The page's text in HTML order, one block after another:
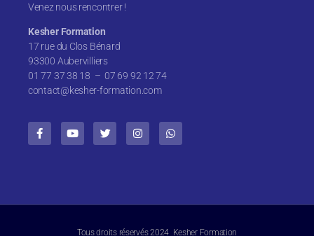
Venez nous rencontrer !
Kesher Formation
17 rue du Clos Bénard
93300 Aubervilliers
01 77 37 38 18 – 07 69 92 12 74
contact@kesher-formation.com
Tous droits réservés 2024 Kesher Formation